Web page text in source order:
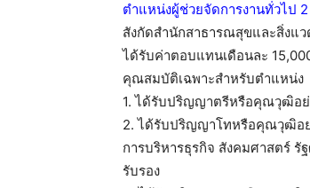
ตำแหน่งผู้ช่วยจัดการงานทั่วไป
สังกัดสำนักสาธารณสุขและสิ่งแ
ได้รับค่าตอบแทนเดือนละ
คุณสมบัติเฉพาะสำหรับตำแหน่ง
1. ได้รับปริญญาตรีหรือคุณวุฒิอย่
2. ได้รับปริญญาโทหรือคุณวุฒิอย่
การบริหารธุรกิจ สังคมศาสตร์ รั
รับรอง